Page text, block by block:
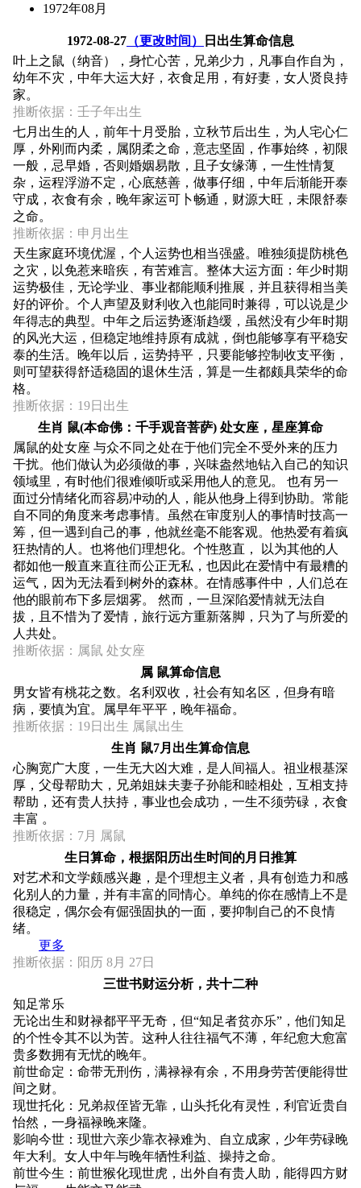
1972年08月
1972-08-27 （更改时间）
日出生算命信息
叶上之鼠（纳音），身忙心苦，兄弟少力，凡事自作自为，
幼年不灾，中年大运大好，衣食足用，有好妻，女人贤良持
家。
推断依据：壬子年出生
七月出生的人，前年十月受胎，立秋节后出生，为人宅心仁
厚，外刚而内柔，属阴柔之命，意志坚固，作事始终，初限
一般，忌早婚，否则婚姻易散，且子女缘薄，一生性情复
杂，运程浮游不定，心底慈善，做事仔细，中年后渐能开泰
守成，衣食有余，晚年家运可卜畅通，财源大旺，未限舒泰
之命。
推断依据：申月出生
天生家庭环境优渥，个人运势也相当强盛。唯独须提防桃色
之灾，以免惹来暗疾，有苦难言。整体大运方面：年少时期
运势极佳，无论学业、事业都能顺利推展，并且获得相当美
好的评价。个人声望及财利收入也能同时兼得，可以说是少
年得志的典型。中年之后运势逐渐趋缓，虽然没有少年时期
的风光大运，但稳定地维持原有成就，倒也能够享有平稳安
泰的生活。晚年以后，运势持平，只要能够控制收支平衡，
则可望获得舒适稳固的退休生活，算是一生都颇具荣华的命
格。
推断依据：19日出生
生肖 鼠(本命佛：千手观音菩萨) 处女座，星座算命
属鼠的处女座 与众不同之处在于他们完全不受外来的压力
干扰。他们做认为必须做的事，兴味盎然地钻入自己的知识
领域里，有时他们很难倾听或采用他人的意见。 也有另一
面过分情绪化而容易冲动的人，能从他身上得到协助。常能
自不同的角度来考虑事情。虽然在审度别人的事情时技高一
筹，但一遇到自己的事，他就丝毫不能客观。他热爱有着疯
狂热情的人。也将他们理想化。个性憨直， 以为其他的人
都如他一般直来直往而公正无私，也因此在爱情中有最糟的
运气，因为无法看到树外的森林。在情感事件中，人们总在
他的眼前布下多层烟雾。 然而，一旦深陷爱情就无法自
拔，且不惜为了爱情，旅行远方重新落脚，只为了与所爱的
人共处。
推断依据：属鼠 处女座
属 鼠算命信息
男女皆有桃花之数。名利双收，社会有知名区，但身有暗
病，要慎为宜。属早年平平，晚年福命。
推断依据：19日出生 属鼠出生
生肖 鼠7月出生算命信息
心胸宽广大度，一生无大凶大难，是人间福人。祖业根基深
厚，父母帮助大，兄弟姐妹夫妻子孙能和睦相处，互相支持
帮助，还有贵人扶持，事业也会成功，一生不须劳碌，衣食
丰富 。
推断依据：7月 属鼠
生日算命，根据阳历出生时间的月日推算
对艺术和文学颇感兴趣，是个理想主义者，具有创造力和感
化别人的力量，并有丰富的同情心。单纯的你在感情上不是
很稳定，偶尔会有倔强固执的一面，要抑制自己的不良情
绪。
更多
推断依据：阳历 8月 27日
三世书财运分析，共十二种
知足常乐
无论出生和财禄都平平无奇，但“知足者贫亦乐”，他们知足
的个性令其不以为苦。这种人往往福气不薄，年纪愈大愈富
贵多数拥有无忧的晚年。
前世命定：命带无刑伤，满禄禄有余，不用身劳苦便能得世
间之财。
现世托化：兄弟叔侄皆无靠，山头托化有灵性，利官近贵自
怡然，一身福禄晚来隆。
影响今世：现世六亲少靠衣禄难为、自立成家，少年劳碌晚
年大利。女人中年与晚年牺性利益、操持之命。
前世今生：前世猴化现世虎，出外自有贵人助，能得四方财